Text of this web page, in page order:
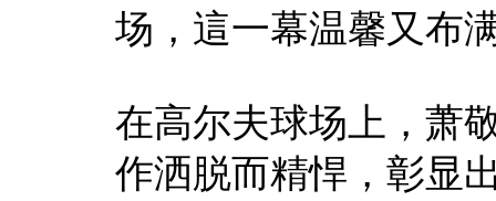
场，這一幕温馨又布
在高尔夫球场上，萧
作洒脱而精悍，彰显